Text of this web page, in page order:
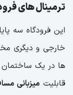
ترمینال های
این فرودگاه سه
خارجی و دیگری
ها در یک ساختمان
قابلیت میزبانی مسافران 76 پرواز